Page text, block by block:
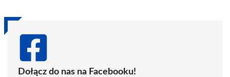
Dołącz do nas na Facebooku!